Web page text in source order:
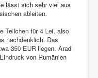
lässt sich sehr viel aus
ableiten.
Teilchen für 4 Lei, also
nachdenklich. Das
350 EUR liegen. Arad
von Rumänien